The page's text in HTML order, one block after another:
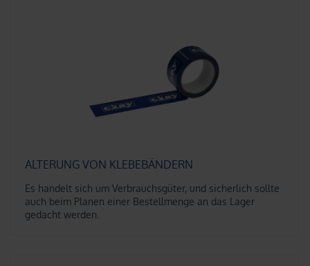
ALTERUNG VON KLEBEBÄNDERN
Es handelt sich um Verbrauchsgüter, und sicherlich sollte
auch beim Planen einer Bestellmenge an das Lager
gedacht werden.